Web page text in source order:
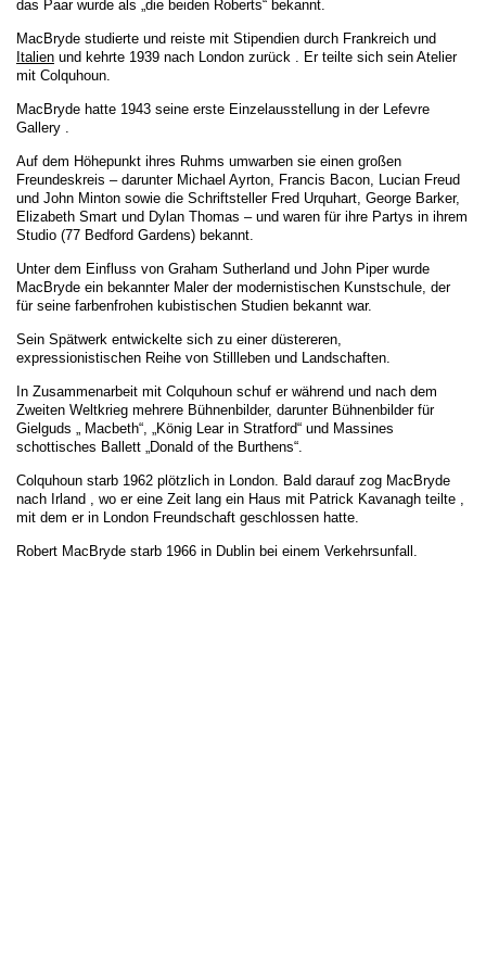
das Paar wurde als „die beiden Roberts“ bekannt.
MacBryde studierte und reiste mit Stipendien durch Frankreich und
Italien und kehrte 1939 nach London zurück . Er teilte sich sein Atelier
mit Colquhoun.
MacBryde hatte 1943 seine erste Einzelausstellung in der Lefevre
Gallery .
Auf dem Höhepunkt ihres Ruhms umwarben sie einen großen
Freundeskreis – darunter Michael Ayrton, Francis Bacon, Lucian Freud
und John Minton sowie die Schriftsteller Fred Urquhart, George Barker,
Elizabeth Smart und Dylan Thomas – und waren für ihre Partys in ihrem
Studio (77 Bedford Gardens) bekannt.
Unter dem Einfluss von Graham Sutherland und John Piper wurde
MacBryde ein bekannter Maler der modernistischen Kunstschule, der
für seine farbenfrohen kubistischen Studien bekannt war.
Sein Spätwerk entwickelte sich zu einer düstereren,
expressionistischen Reihe von Stillleben und Landschaften.
In Zusammenarbeit mit Colquhoun schuf er während und nach dem
Zweiten Weltkrieg mehrere Bühnenbilder, darunter Bühnenbilder für
Gielguds „ Macbeth“, „König Lear in Stratford“ und Massines
schottisches Ballett „Donald of the Burthens“.
Colquhoun starb 1962 plötzlich in London. Bald darauf zog MacBryde
nach Irland , wo er eine Zeit lang ein Haus mit Patrick Kavanagh teilte ,
mit dem er in London Freundschaft geschlossen hatte.
Robert MacBryde starb 1966 in Dublin bei einem Verkehrsunfall.